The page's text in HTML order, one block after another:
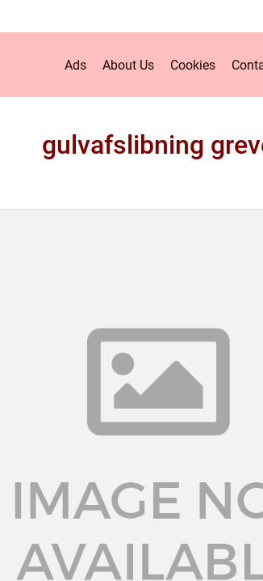
Ads About Us Cookies
gulvafslibning